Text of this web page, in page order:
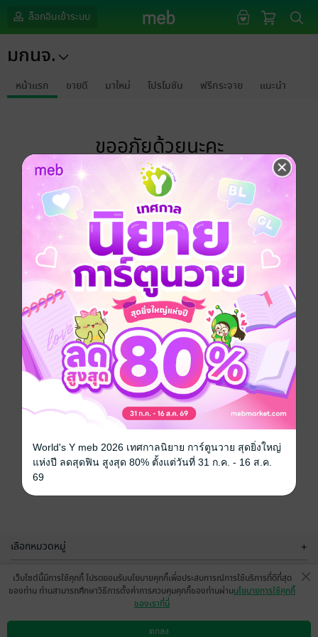
ล็อกอินเข้าระบบ
มกนจ.
หน้าแรก ขายดี มาใหม่ โปรโมชัน ฟรีกระจาย แนะนำ
ขออภัยด้วยนะคะ
ไม่พบข้อมูลในหัวข้อที่คุณกำลังชมค่ะ
เลือกหมวดหมู่ +
บริการช่วยเหลือ +
เว็บไซต์นี้มีการใช้คุกกี้ โปรดยอมรับนโยบายคุกกี้เพื่อประสบการณ์การใช้บริการที่ดีที่สุด
ของท่าน ท่านสามารถศึกษาวิธีการตั้งค่าการควบคุมคุกกี้ของท่านผ่านนโยบายการใช้คุกกี้
ของเราที่นี่
ตกลง
World's Y meb 2026 เทศกาลนิยาย การ์ตูนวาย สุดยิ่งใหญ่
แห่งปี ลดสุดฟิน สูงสุด 80% ตั้งแต่วันที่ 31 ก.ค. - 16 ส.ค.
69